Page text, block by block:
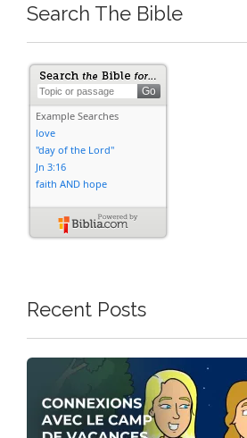
Search The Bible
Recent Posts